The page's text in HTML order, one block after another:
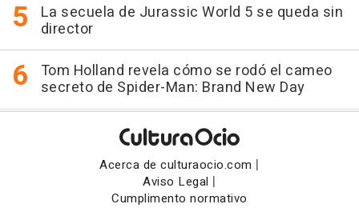
La secuela de Jurassic World 5 se queda sin
director
Tom Holland revela cómo se rodó el cameo
secreto de Spider-Man: Brand New Day
Acerca de culturaocio.com |
Aviso Legal |
Cumplimento normativo